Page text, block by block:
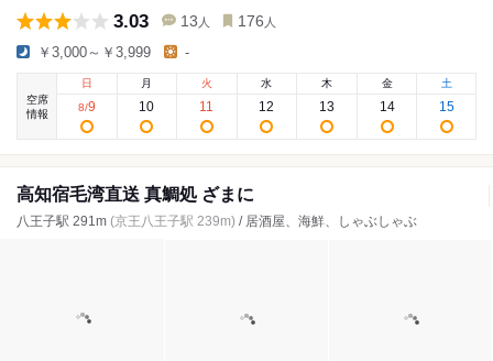
3.03 13 人 176 人
￥3,000～￥3,999 -
空席
情報
日
8/9
月
10
火
11
水
12
木
13
金
14
土
15
高知宿毛湾直送 真鯛処 ざまに
八王子駅 291m (京王八王子駅 239m) / 居酒屋、海鮮、しゃぶしゃぶ